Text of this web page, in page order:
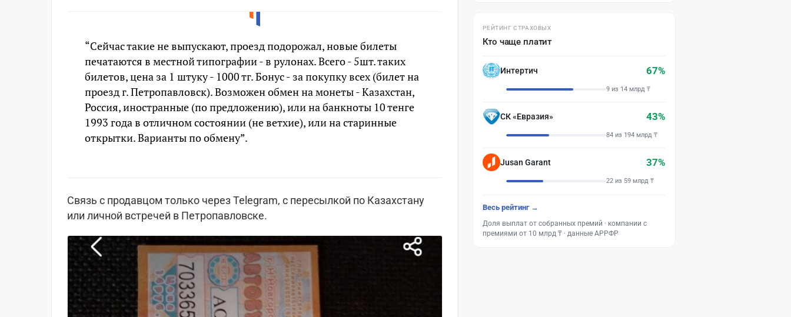
“Сейчас такие не выпускают, проезд подорожал, новые билеты
печатаются в местной типографии - в рулонах. Всего - 5шт. таких
билетов, цена за 1 штуку - 1000 тг. Бонус - за покупку всех (билет на
проезд г. Петропавловск). Возможен обмен на монеты - Казахстан,
Россия, иностранные (по предложению), или на банкноты 10 тенге
1993 года в отличном состоянии (не ветхие), или на старинные
открытки. Варианты по обмену”.
Связь с продавцом только через Telegram, с пересылкой по Казахстану
или личной встречей в Петропавловске.
РЕЙТИНГ СТРАХОВЫХ
Кто чаще платит
Интертич 67%
9 из 14 млрд ₸
СК «Евразия» 43%
84 из 194 млрд ₸
Jusan Garant 37%
22 из 59 млрд ₸
Весь рейтинг →
Доля выплат от собранных премий · компании с
премиями от 10 млрд ₸ · данные АРРФР